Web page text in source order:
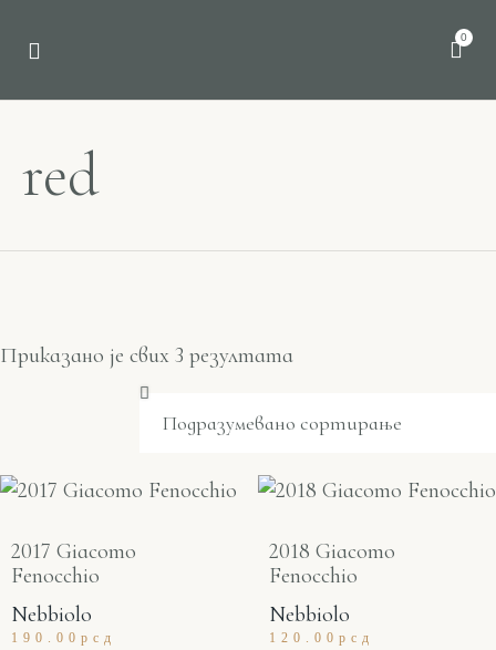
0
red
Приказано је свих 3 резултата
2017 Giacomo
Fenocchio
Nebbiolo
190.00 рсд
2018 Giacomo
Fenocchio
Nebbiolo
120.00 рсд